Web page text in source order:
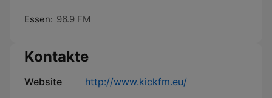
Essen: 96.9 FM
Kontakte
Website http://www.kickfm.eu/